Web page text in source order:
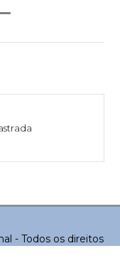
- Todos os direitos